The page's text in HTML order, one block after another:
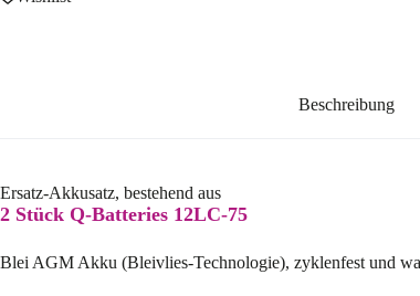
Beschreibung
Ersatz-Akkusatz, bestehend aus
2 Stück Q-Batteries 12LC-75
Blei AGM Akku (Bleivlies-Technologie), zyklenfest und